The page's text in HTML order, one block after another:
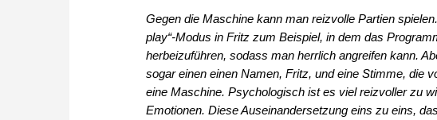
Gegen die Maschine kann man reizvolle Partien
play“-Modus in Fritz zum Beispiel, in dem das
herbeizuführen, sodass man herrlich angreifen kann.
sogar einen einen Namen, Fritz, und eine Stimme, die
eine Maschine. Psychologisch ist es viel reizvoller zu
Emotionen. Diese Auseinandersetzung eins zu eins,